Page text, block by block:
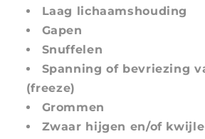
Laag lichaamshouding
Gapen
Snuffelen
Spanning of bevriezing
(freeze)
Grommen
Zwaar hijgen en/of